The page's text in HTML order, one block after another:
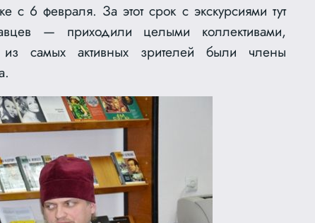
с 6 февраля. За этот срок с экскурсиями тут
— приходили целыми коллективами,
самых активных зрителей были члены